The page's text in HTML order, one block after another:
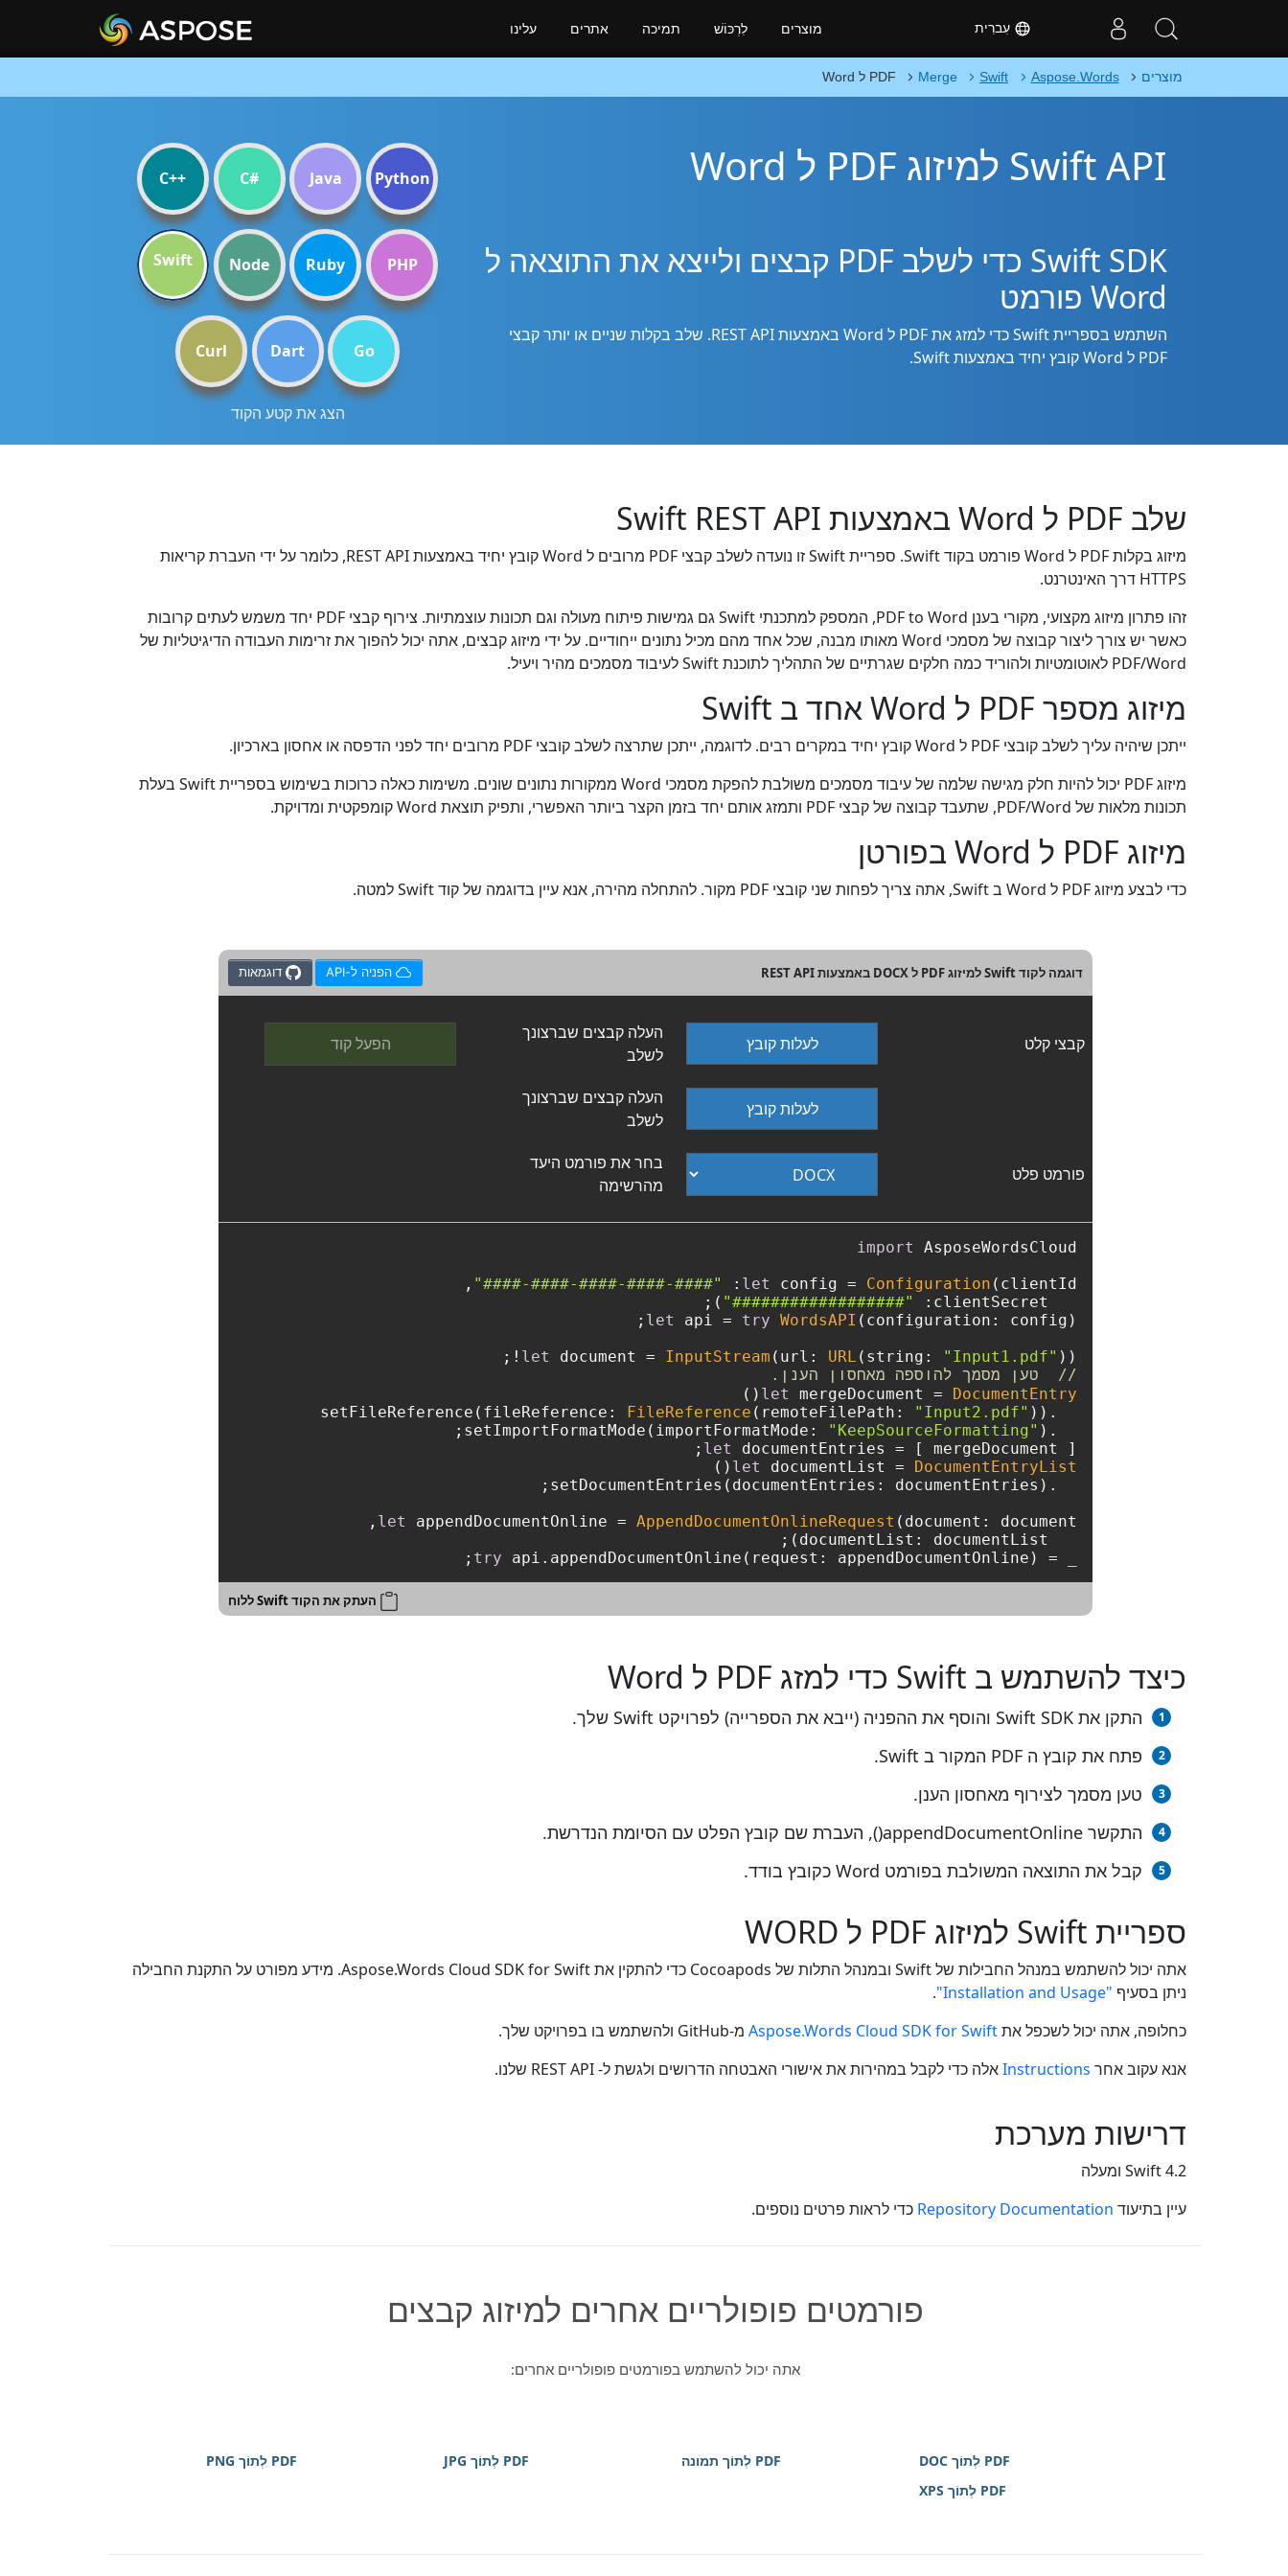
מוצרים Aspose.Words
Swift
Merge PDF ל Word
Swift API למיזוג PDF ל Word
Swift SDK כדי לשלב PDF קבצים ולייצא את התוצאה ל
Word פורמט
השתמש בספריית Swift כדי למזג את PDF ל Word באמצעות REST API. שלב בקלות שניים או יותר קבצי
PDF ל Word קובץ יחיד באמצעות Swift.
Python
Java
C#
C++
PHP
Ruby
Node
Swift
Go
Dart
Curl
הצג את קטע הקוד
שלב PDF ל Word באמצעות Swift REST API
מיזוג בקלות PDF ל Word פורמט בקוד Swift. ספריית Swift זו נועדה לשלב קבצי PDF מרובים ל Word קובץ יחיד באמצעות REST API, כלומר על ידי העברת קריאות
HTTPS דרך האינטרנט.
זהו פתרון מיזוג מקצועי, מקורי בענן PDF to Word, המספק למתכנתי Swift גם גמישות פיתוח מעולה וגם תכונות עוצמתיות. צירוף קבצי PDF יחד משמש לעתים קרובות
כאשר יש צורך ליצור קבוצה של מסמכי Word מאותו מבנה, שכל אחד מהם מכיל נתונים ייחודיים. על ידי מיזוג קבצים, אתה יכול להפוך את זרימות העבודה הדיגיטליות של
PDF/Word לאוטומטיות ולהוריד כמה חלקים שגרתיים של התהליך לתוכנת Swift לעיבוד מסמכים מהיר ויעיל.
מיזוג מספר PDF ל Word אחד ב Swift
ייתכן שיהיה עליך לשלב קובצי PDF ל Word קובץ יחיד במקרים רבים. לדוגמה, ייתכן שתרצה לשלב קובצי PDF מרובים יחד לפני הדפסה או אחסון בארכיון.
מיזוג PDF יכול להיות חלק מגישה שלמה של עיבוד מסמכים משולבת להפקת מסמכי Word ממקורות נתונים שונים. משימות כאלה כרוכות בשימוש בספריית Swift בעלת
תכונות מלאות של PDF/Word, שתעבד קבוצה של קבצי PDF ותמזג אותם יחד בזמן הקצר ביותר האפשרי, ותפיק תוצאת Word קומפקטית ומדויקת.
מיזוג PDF ל Word בפורטן
כדי לבצע מיזוג PDF ל Word ב Swift, אתה צריך לפחות שני קובצי PDF מקור. להתחלה מהירה, אנא עיין בדוגמה של קוד Swift למטה.
דוגמה לקוד Swift למיזוג PDF ל DOCX באמצעות REST API הפניה ל-API דוגמאות
קבצי קלט לעלות קובץ
העלה קבצים שברצונך
לשלב
הפעל קוד
לעלות קובץ
העלה קבצים שברצונך
לשלב
פורמט פלט
בחר את פורמט היעד
מהרשימה
import
let
config = Configuration (clientId:
"####-####-####-####-####"
"##################"
);
let
api = try WordsAPI
let
document = InputStream (url: URL (string: "Input1.pdf" ))
!
;
//  טען מסמך להוספה מאחסון הענן.
let
mergeDocument = DocumentEntry
  .setFileReference(fileReference:
FileReference (remoteFilePath: "Input2.pdf"
  .setImportFormatMode(importFormatMode:
"KeepSourceFormatting" );
let
documentEntries = [ mergeDocument ];
let
documentList = DocumentEntryList
let
appendDocumentOnline = AppendDocumentOnlineRequest
=
try api.appendDocumentOnline(request: appendDocumentOnline);
העתק את הקוד Swift ללוח
כיצד להשתמש ב Swift כדי למזג PDF ל Word
התקן את Swift SDK והוסף את ההפניה (ייבא את הספרייה) לפרויקט Swift שלך.
פתח את קובץ ה PDF המקור ב Swift.
טען מסמך לצירוף מאחסון הענן.
התקשר appendDocumentOnline(), העברת שם קובץ הפלט עם הסיומת הנדרשת.
קבל את התוצאה המשולבת בפורמט Word כקובץ בודד.
ספריית Swift למיזוג PDF ל WORD
אתה יכול להשתמש במנהל החבילות של Swift ובמנהל התלות של Cocoapods כדי להתקין את Aspose.Words Cloud SDK for Swift. מידע מפורט על התקנת החבילה
ניתן בסעיף "Installation and Usage"
.
כחלופה, אתה יכול לשכפל אתAspose.Words Cloud SDK for Swift מ-GitHub ולהשתמש בו בפרויקט שלך.
אנא עקוב אחר Instructionsאלה כדי לקבל במהירות את אישורי האבטחה הדרושים ולגשת ל- REST API שלנו.
דרישות מערכת
Swift 4.2 ומעלה
עיין בתיעוד Repository Documentation כדי לראות פרטים נוספים.
פורמטים פופולריים אחרים למיזוג קבצים
אתה יכול להשתמש בפורמטים פופולריים אחרים:
PDF לְתוֹך DOC PDF לְתוֹך תמונה PDF לְתוֹך JPG
PDF לְתוֹך PNG
PDF לְתוֹך XPS
עִברִית מוצרים לִרְכּוֹשׁ תמיכה אתרים עלינו